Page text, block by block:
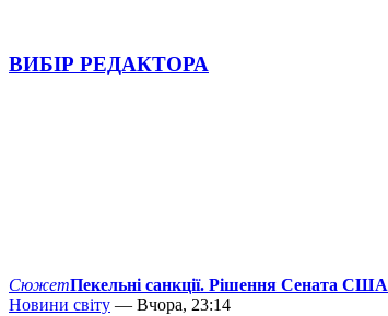
ВИБІР РЕДАКТОРА
СюжетПекельні санкції. Рішення Сената США
Новини світу — Вчора, 23:14